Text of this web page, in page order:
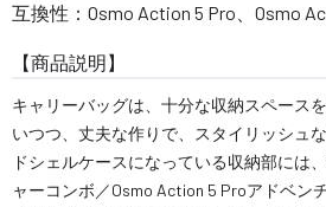
互換性：Osmo Action 5 Pro、Osmo
【商品説明】
キャリーバッグは、十分な収納スペース
いつつ、丈夫な作りで、スタイリッシュ
ドシェルケースになっている収納部には
ャーコンボ／Osmo Action 5 Proアドベン